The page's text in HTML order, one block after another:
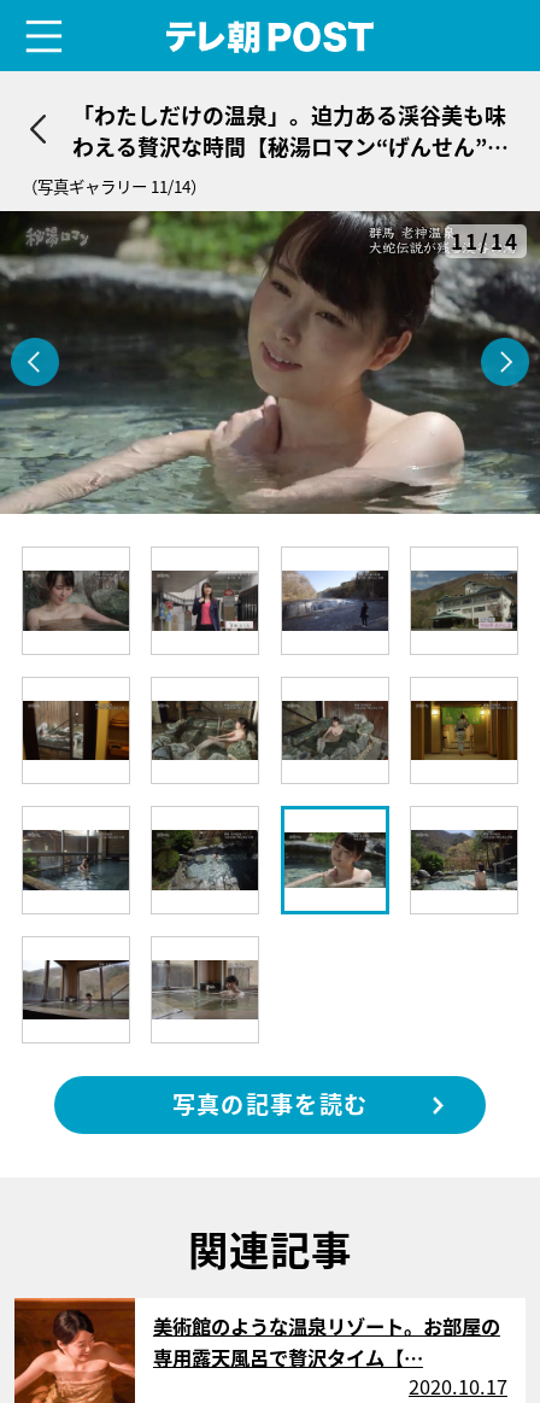
「わたしだけの温泉」。迫力ある渓谷美も味
わえる贅沢な時間【秘湯ロマン“げんせん”紹
介】
（写真ギャラリー 11/14）
11/14
写真の記事を読む
関連記事
サムネイル
美術館のような温泉リゾート。お部屋の
専用露天風呂で贅沢タイム【…
2020.10.17